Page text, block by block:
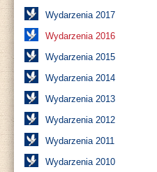
Wydarzenia 2017
Wydarzenia 2016
Wydarzenia 2015
Wydarzenia 2014
Wydarzenia 2013
Wydarzenia 2012
Wydarzenia 2011
Wydarzenia 2010